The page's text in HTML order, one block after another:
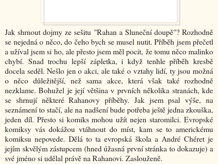
Jak shrnout dojmy ze sešitu "Rahan a Sluneční doupě"? Rozhodně
se nejedná o něco, do čeho bych se musel nutit. Příběh jsem přečetl
a užíval jsem si ho, ale přesto jsem měl pocit, že tomu něco malinko
chybí. Snad trochu lepší zápletka, i když tenhle příběh kresbě
docela seděl. Nešlo jen o akci, ale také o vztahy lidí, ty jsou možná
o něco důležitější, než sama akce, která však také rozhodně
nezklame. Bohužel je její většina v prvních několika stranách, kde
se shrnují některé Rahanovy příběhy. Jak jsem psal výše, na
seznámení to stačí, ale na nadšení bude potřeba ještě jedna zkouška,
jeden díl. Přesto si komiks mohou užít nejen staromilci. Evropské
komiksy vás dokážou vtáhnout do míst, kam se to americkému
komiksu nepovede. Dělá to ta evropská škola a André Chéret je
jejím skvělým zástupcem (hned úžasná první stránka to dokazuje) a
své jméno si udělal právě na Rahanovi. Zaslouženě.